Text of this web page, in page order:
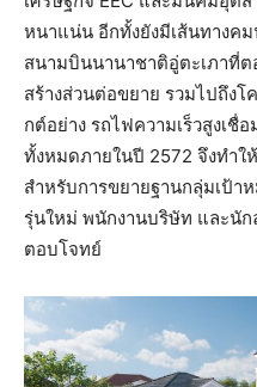
หนาแน่น อีกทั้งยังมีเส้นทางค
สนามบินนานาชาติอู่ตะเภาที่ต
สร้างส่วนต่อขยาย รวมไปถึงโ
กต์อย่าง รถไฟความเร็วสูงเชื่
ทั้งหมดภายในปี 2572 จึงทำใ
สำหรับการขยายฐานกลุ่มเป้
รุ่นใหม่ พนักงานบริษัท และนั
ตอบโจทย์